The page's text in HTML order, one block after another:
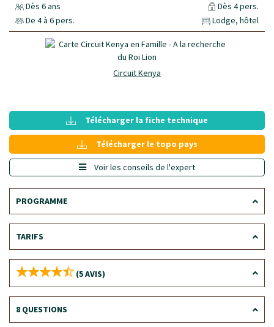
Dès 6 ans
Dès 4 pers.
De 4 à 6 pers.
Lodge, hôtel
Circuit Kenya
Télécharger la fiche technique
Télécharger le topo pays
Voir les conseils de l'expert
PROGRAMME
TARIFS
(5 AVIS)
8 QUESTIONS